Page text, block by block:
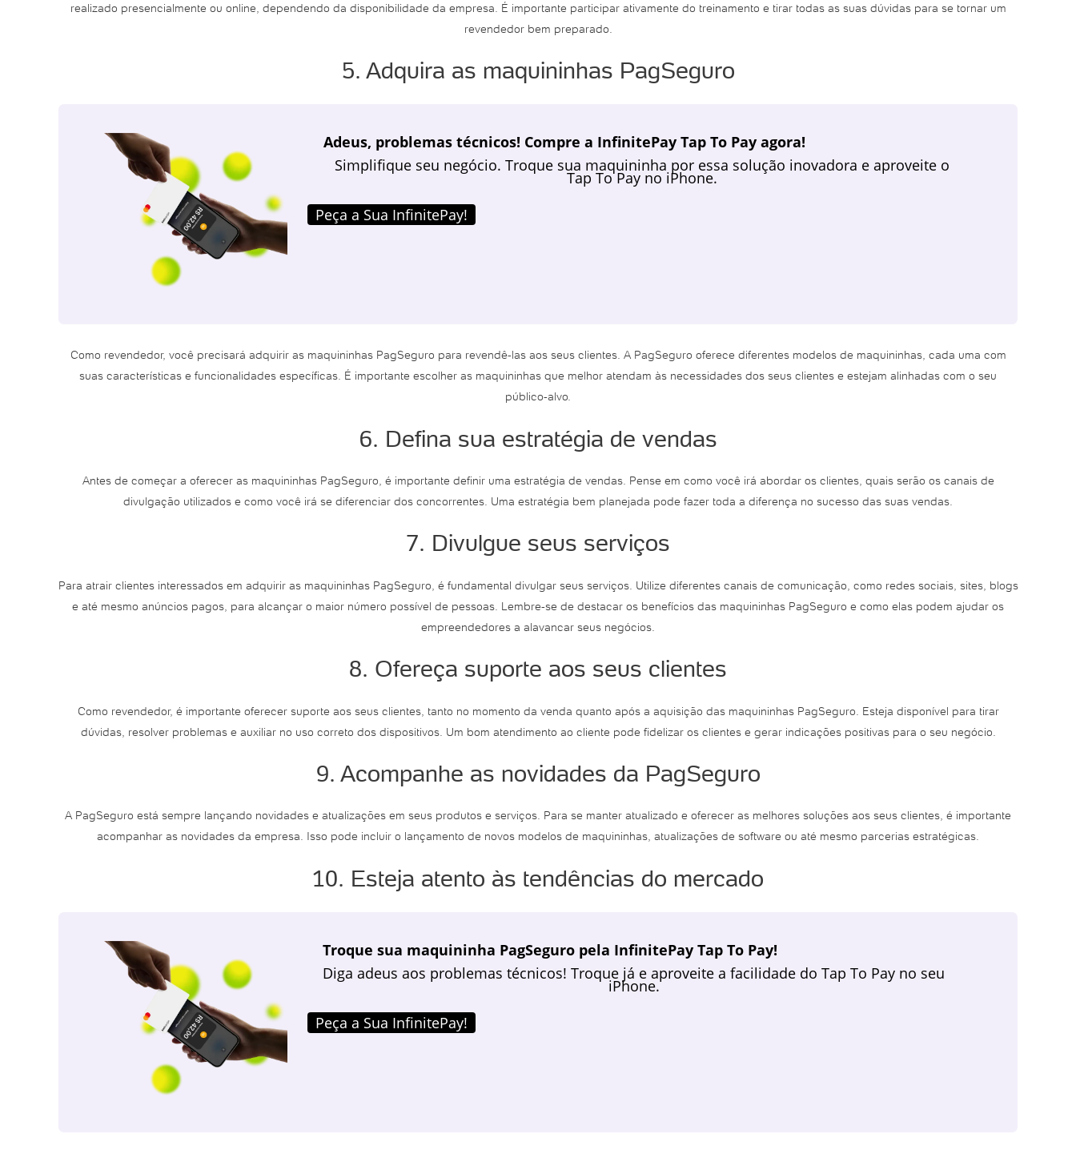
realizado presencialmente ou online, dependendo da disponibilidade da empresa. É importante participar ativamente do treinamento e tirar todas as suas dúvidas para se tornar um
revendedor bem preparado.
5. Adquira as maquininhas PagSeguro
Adeus, problemas técnicos! Compre a InfinitePay Tap To Pay agora!
Simplifique seu negócio. Troque sua maquininha por essa solução inovadora e aproveite o
Tap To Pay no iPhone.
Peça a Sua InfinitePay!
Como revendedor, você precisará adquirir as maquininhas PagSeguro para revendê-las aos seus clientes. A PagSeguro oferece diferentes modelos de maquininhas, cada uma com
suas características e funcionalidades específicas. É importante escolher as maquininhas que melhor atendam às necessidades dos seus clientes e estejam alinhadas com o seu
público-alvo.
6. Defina sua estratégia de vendas
Antes de começar a oferecer as maquininhas PagSeguro, é importante definir uma estratégia de vendas. Pense em como você irá abordar os clientes, quais serão os canais de
divulgação utilizados e como você irá se diferenciar dos concorrentes. Uma estratégia bem planejada pode fazer toda a diferença no sucesso das suas vendas.
7. Divulgue seus serviços
Para atrair clientes interessados em adquirir as maquininhas PagSeguro, é fundamental divulgar seus serviços. Utilize diferentes canais de comunicação, como redes sociais, sites, blogs
e até mesmo anúncios pagos, para alcançar o maior número possível de pessoas. Lembre-se de destacar os benefícios das maquininhas PagSeguro e como elas podem ajudar os
empreendedores a alavancar seus negócios.
8. Ofereça suporte aos seus clientes
Como revendedor, é importante oferecer suporte aos seus clientes, tanto no momento da venda quanto após a aquisição das maquininhas PagSeguro. Esteja disponível para tirar
dúvidas, resolver problemas e auxiliar no uso correto dos dispositivos. Um bom atendimento ao cliente pode fidelizar os clientes e gerar indicações positivas para o seu negócio.
9. Acompanhe as novidades da PagSeguro
A PagSeguro está sempre lançando novidades e atualizações em seus produtos e serviços. Para se manter atualizado e oferecer as melhores soluções aos seus clientes, é importante
acompanhar as novidades da empresa. Isso pode incluir o lançamento de novos modelos de maquininhas, atualizações de software ou até mesmo parcerias estratégicas.
10. Esteja atento às tendências do mercado
Troque sua maquininha PagSeguro pela InfinitePay Tap To Pay!
Diga adeus aos problemas técnicos! Troque já e aproveite a facilidade do Tap To Pay no seu
iPhone.
Peça a Sua InfinitePay!